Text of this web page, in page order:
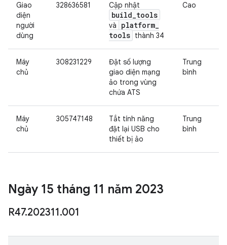
Giao
diện
người
dùng
328636581 Cập nhật
build_tools
và platform_
tools thành 34
Cao
Máy
chủ
308231229
Đặt số lượng
giao diện mạng
ảo trong vùng
chứa ATS
Trung
bình
Máy
chủ
305747148
Tắt tính năng
đặt lại USB cho
thiết bị ảo
Trung
bình
Ngày 15 tháng 11 năm 2023
R47.202311.001